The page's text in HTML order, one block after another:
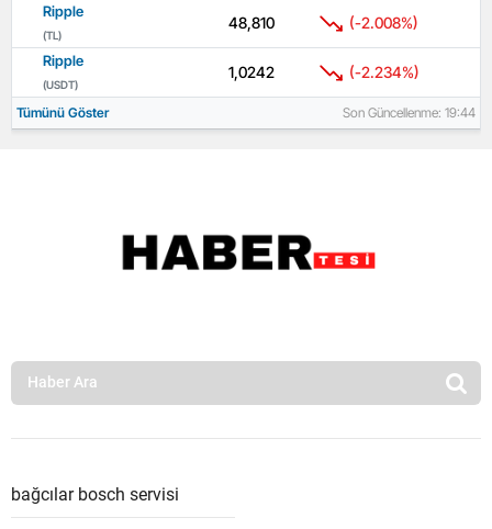
Ripple
(TL)
48,810 (-2.008%)
Ripple
(USDT)
1,0242 (-2.234%)
Tümünü Göster Son Güncellenme: 19:44
bağcılar bosch servisi